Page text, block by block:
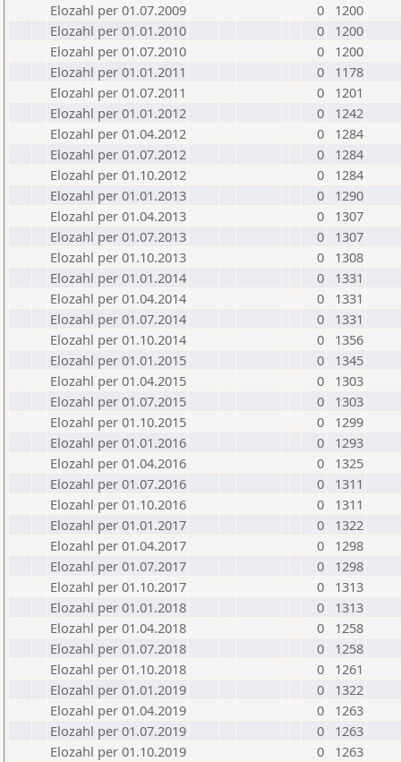
Elozahl per 01.07.2009
0
1200
Elozahl per 01.01.2010
0
1200
Elozahl per 01.07.2010
0
1200
Elozahl per 01.01.2011
0
1178
Elozahl per 01.07.2011
0
1201
Elozahl per 01.01.2012
0
1242
Elozahl per 01.04.2012
0
1284
Elozahl per 01.07.2012
0
1284
Elozahl per 01.10.2012
0
1284
Elozahl per 01.01.2013
0
1290
Elozahl per 01.04.2013
0
1307
Elozahl per 01.07.2013
0
1307
Elozahl per 01.10.2013
0
1308
Elozahl per 01.01.2014
0
1331
Elozahl per 01.04.2014
0
1331
Elozahl per 01.07.2014
0
1331
Elozahl per 01.10.2014
0
1356
Elozahl per 01.01.2015
0
1345
Elozahl per 01.04.2015
0
1303
Elozahl per 01.07.2015
0
1303
Elozahl per 01.10.2015
0
1299
Elozahl per 01.01.2016
0
1293
Elozahl per 01.04.2016
0
1325
Elozahl per 01.07.2016
0
1311
Elozahl per 01.10.2016
0
1311
Elozahl per 01.01.2017
0
1322
Elozahl per 01.04.2017
0
1298
Elozahl per 01.07.2017
0
1298
Elozahl per 01.10.2017
0
1313
Elozahl per 01.01.2018
0
1313
Elozahl per 01.04.2018
0
1258
Elozahl per 01.07.2018
0
1258
Elozahl per 01.10.2018
0
1261
Elozahl per 01.01.2019
0
1322
Elozahl per 01.04.2019
0
1263
Elozahl per 01.07.2019
0
1263
Elozahl per 01.10.2019
0
1263